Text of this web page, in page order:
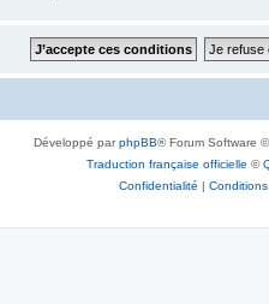
Développé parphpBB® Forum Software
Traduction française officielle ©
Confidentialité | Conditions